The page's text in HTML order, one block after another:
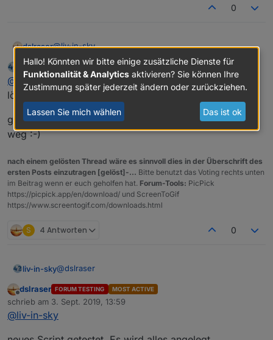
0
dslraser@liv-in-sky
iQontrol im Moment
Offline
liv-in-skyschrieb am3. Sept. 2019, 13:41
zuletzt editiert von
@ dslraserfalls du es testest bitte vorher datenpunkte
löschen
gehe jetzt kurz rasenmähen - muss mal vom rechner
weg :-)
nach einem gelösten Thread wäre es sinnvoll dies in der Überschrift des
ersten Posts einzutragen [gelöst]-... Bitte benutzt das Voting rechts unten
im Beitrag wenn er euch geholfen hat. Forum-Tools: PicPick
https://picpick.app/en/download/ und ScreenToGif
https://www.screentogif.com/downloads.html
S 4 Antworten 0
liv-in-sky@dslraser
das neuste script
Offline
dslraser FORUM TESTING MOST ACTIVE
schrieb am 3. Sept. 2019, 13:59
zuletzt editiert von
@liv-in-sky
Hallo! Könnten wir bitte einige zusätzliche Dienste für
Funktionalität & Analytics aktivieren? Sie können Ihre
Zustimmung später jederzeit ändern oder zurückziehen.
Lassen Sie mich wählen Das ist ok